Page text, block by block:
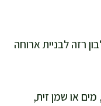
רזה לבניית ארוחה
מים או שמן זית,